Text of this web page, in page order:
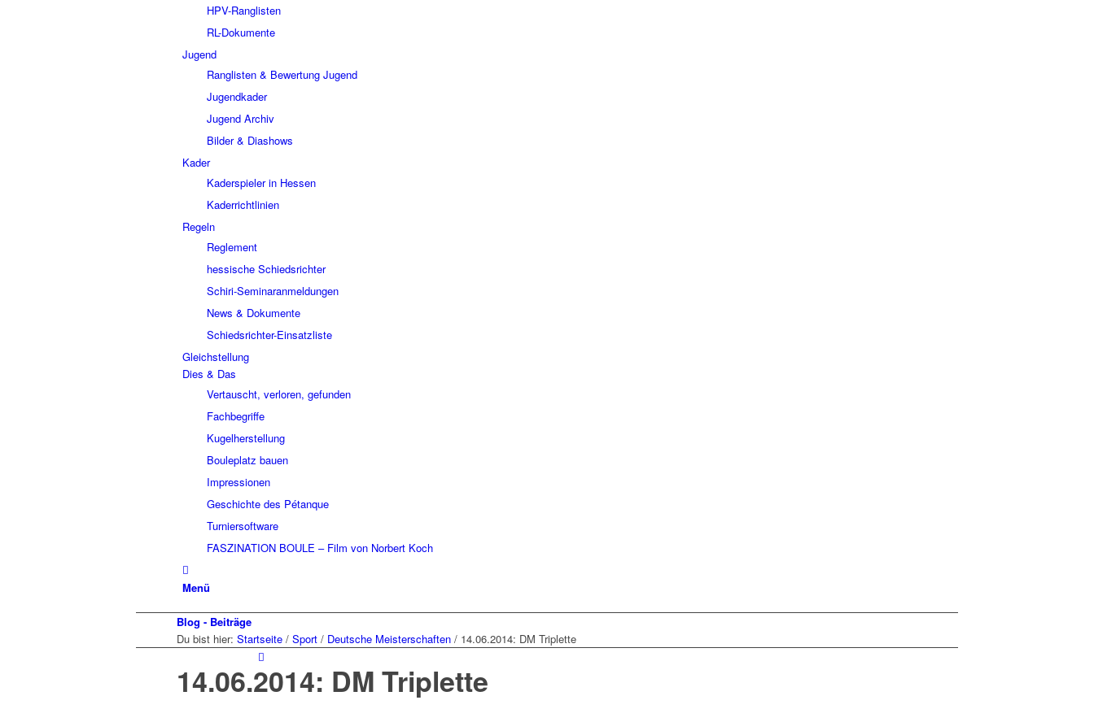
HPV-Ranglisten
RL-Dokumente
Jugend
Ranglisten & Bewertung Jugend
Jugendkader
Jugend Archiv
Bilder & Diashows
Kader
Kaderspieler in Hessen
Kaderrichtlinien
Regeln
Reglement
hessische Schiedsrichter
Schiri-Seminaranmeldungen
News & Dokumente
Schiedsrichter-Einsatzliste
Gleichstellung
Dies & Das
Vertauscht, verloren, gefunden
Fachbegriffe
Kugelherstellung
Bouleplatz bauen
Impressionen
Geschichte des Pétanque
Turniersoftware
FASZINATION BOULE – Film von Norbert Koch
Menü
Blog - Beiträge
Du bist hier: Startseite / Sport / Deutsche Meisterschaften / 14.06.2014: DM Triplette
14.06.2014: DM Triplette